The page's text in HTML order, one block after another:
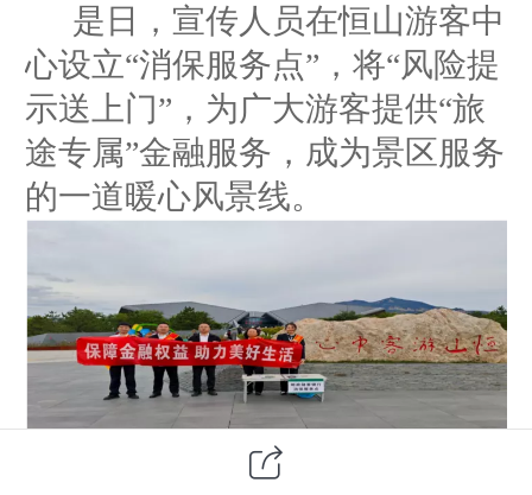
是日， 宣传人员在恒山游客中
心设立“消保服务点”， 将“风险提
示送上门” ， 为广大游客提供“旅
途专属”金融服务，成为景区服务
的一道暖心风景线。
走进游客中心，